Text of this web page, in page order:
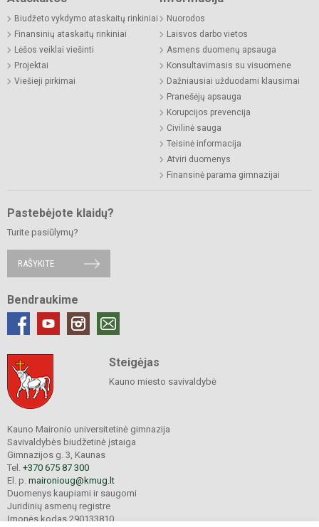
Biudžeto vykdymo ataskaitų rinkiniai
Finansinių ataskaitų rinkiniai
Lėšos veiklai viešinti
Projektai
Viešieji pirkimai
Nuorodos
Laisvos darbo vietos
Asmens duomenų apsauga
Konsultavimasis su visuomene
Dažniausiai užduodami klausimai
Pranešėjų apsauga
Korupcijos prevencija
Civilinė sauga
Teisinė informacija
Atviri duomenys
Finansinė parama gimnazijai
Pastebėjote klaidų?
Turite pasiūlymų?
RAŠYKITE
Bendraukime
Steigėjas
Kauno miesto savivaldybė
Kauno Maironio universitetinė gimnazija
Savivaldybės biudžetinė įstaiga
Gimnazijos g. 3, Kaunas
Tel. +370 675 87 300
El. p. maironioug@kmug.lt
Duomenys kaupiami ir saugomi
Juridinių asmenų registre
Įmonės kodas 290133810